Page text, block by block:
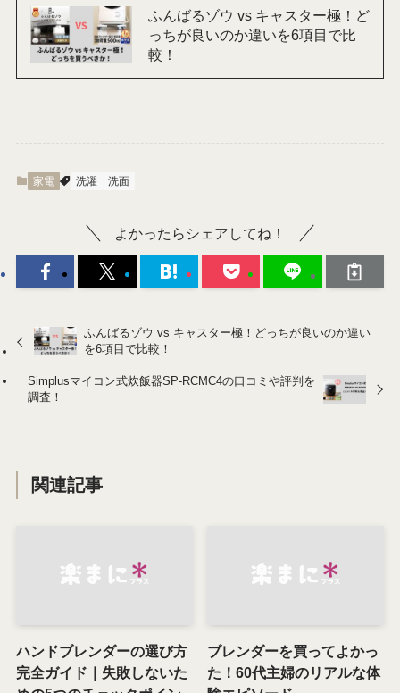
ふんばるゾウ vs​​ キャスター極！ど
っちが良いのか違いを6項目で比
較！
家電 洗濯 洗面
よかったらシェアしてね！
ふんばるゾウ vs​​ キャスター極！どっちが良いのか違い
を6項目で比較！
Simplusマイコン式炊飯器SP-RCMC4の口コミや評判を
調査！
関連記事
ハンドブレンダーの選び方
完全ガイド｜失敗しないた
ブレンダーを買ってよかっ
た！60代主婦のリアルな体